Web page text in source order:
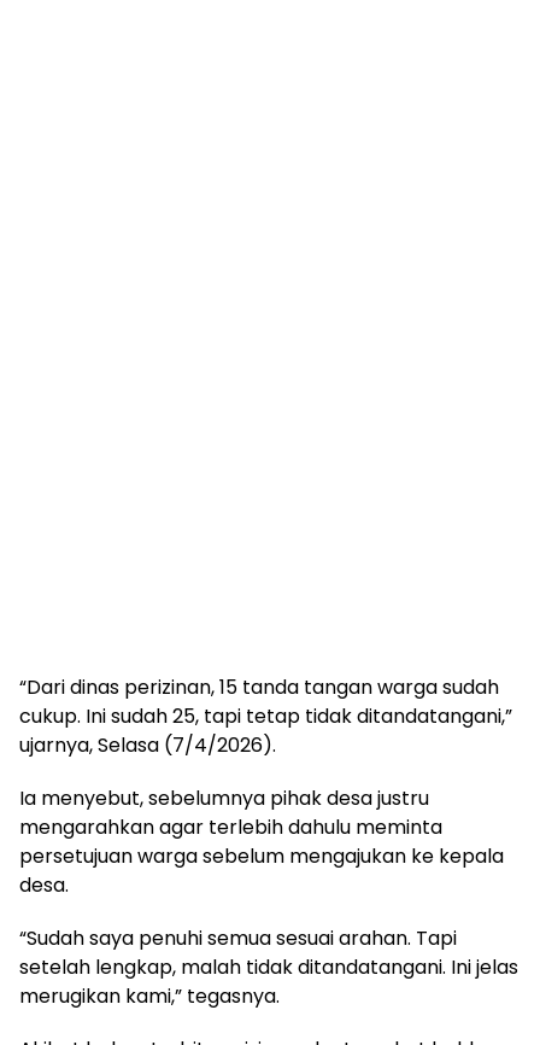
“Dari dinas perizinan, 15 tanda tangan warga sudah
cukup. Ini sudah 25, tapi tetap tidak ditandatangani,”
ujarnya, Selasa (7/4/2026).
Ia menyebut, sebelumnya pihak desa justru
mengarahkan agar terlebih dahulu meminta
persetujuan warga sebelum mengajukan ke kepala
desa.
“Sudah saya penuhi semua sesuai arahan. Tapi
setelah lengkap, malah tidak ditandatangani. Ini jelas
merugikan kami,” tegasnya.